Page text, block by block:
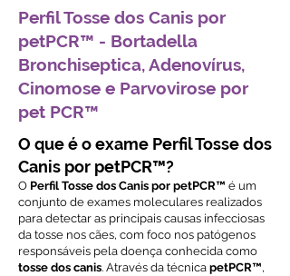
Perfil Tosse dos Canis por
petPCR™ - Bortadella
Bronchiseptica, Adenovírus,
Cinomose e Parvovirose por
pet PCR™
O que é o exame Perfil Tosse dos
Canis por petPCR™?
O Perfil Tosse dos Canis por petPCR™ é um
conjunto de exames moleculares realizados
para detectar as principais causas infecciosas
da tosse nos cães, com foco nos patógenos
responsáveis pela doença conhecida como
tosse dos canis. Através da técnica petPCR™,